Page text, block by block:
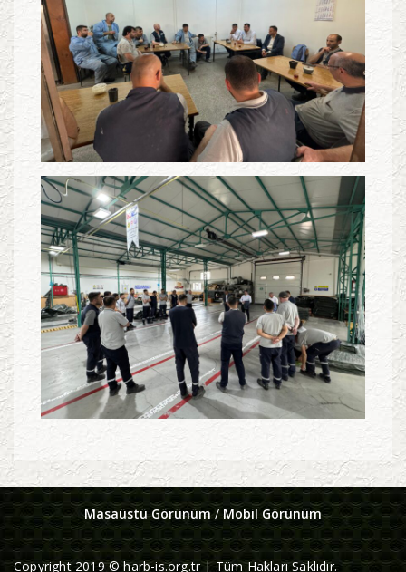
Masaüstü Görünüm/ Mobil Görünüm
Copyright 2019 © harb-is.org.tr | Tüm Hakları Saklıdır.